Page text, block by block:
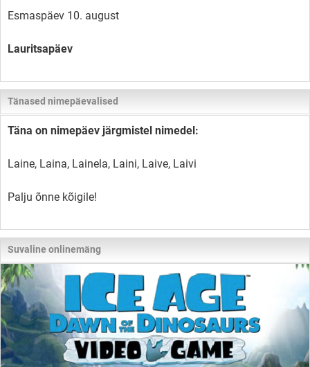
Esmaspäev 10. august
Lauritsapäev
Tänased nimepäevalised
Täna on nimepäev järgmistel nimedel:
Laine, Laina, Lainela, Laini, Laive, Laivi
Palju õnne kõigile!
Suvaline onlinemäng